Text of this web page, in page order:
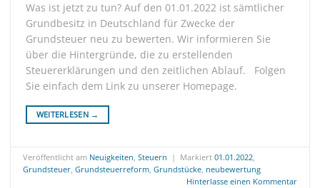
Was ist jetzt zu tun? Auf den 01.01.2022 ist sämtlicher
Grundbesitz in Deutschland für Zwecke der
Grundsteuer neu zu bewerten. Wir informieren Sie
über die Hintergründe, die zu erstellenden
Steuererklärungen und den zeitlichen Ablauf. Folgen
Sie einfach dem Link zu unserer Homepage.
WEITERLESEN →
Veröffentlicht am Neuigkeiten, Steuern | Markiert 01.01.2022,
Grundsteuer, Grundsteuerreform, Grundstücke, neubewertung
Hinterlasse einen Kommentar